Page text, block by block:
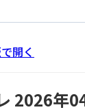
開く
2026年